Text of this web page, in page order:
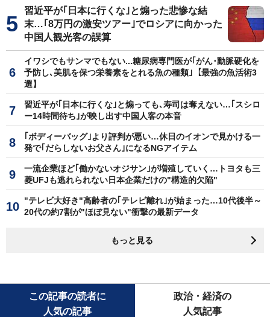
習近平が｢日本に行くな｣と煽った悲惨な結
末…｢8万円の激安ツアー｣でロシアに向かった
中国人観光客の誤算
イワシでもサンマでもない...糖尿病専門医が｢がん･動脈硬化を
予防し､美肌を保つ栄養素をとれる魚の種類｣【最強の魚活術3
選】
習近平が｢日本に行くな｣と煽っても､寿司は奪えない…｢スシロ
ー14時間待ち｣が映し出す中国人客の本音
｢ボディーバッグ｣より評判が悪い…休日のイオンで見かける一
発で｢だらしないお父さん｣になるNGアイテム
一流企業ほど｢働かないオジサン｣が増殖していく…トヨタも三
菱UFJも逃れられない日本企業だけの"構造的欠陥"
"テレビ大好き"高齢者の｢テレビ離れ｣が始まった…10代後半～
20代の約7割が"ほぼ見ない"衝撃の最新データ
もっと見る
この記事の読者に
人気の記事
政治・経済の
人気記事